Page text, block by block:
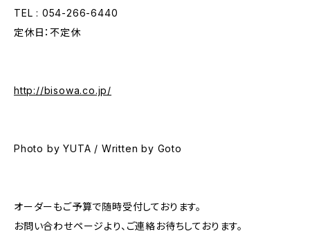
TEL : 054-266-6440
定休日：不定休
http://bisowa.co.jp/
Photo by YUTA / Written by Goto
オーダーもご予算で随時受付しております。
お問い合わせページより、ご連絡お待ちしております。